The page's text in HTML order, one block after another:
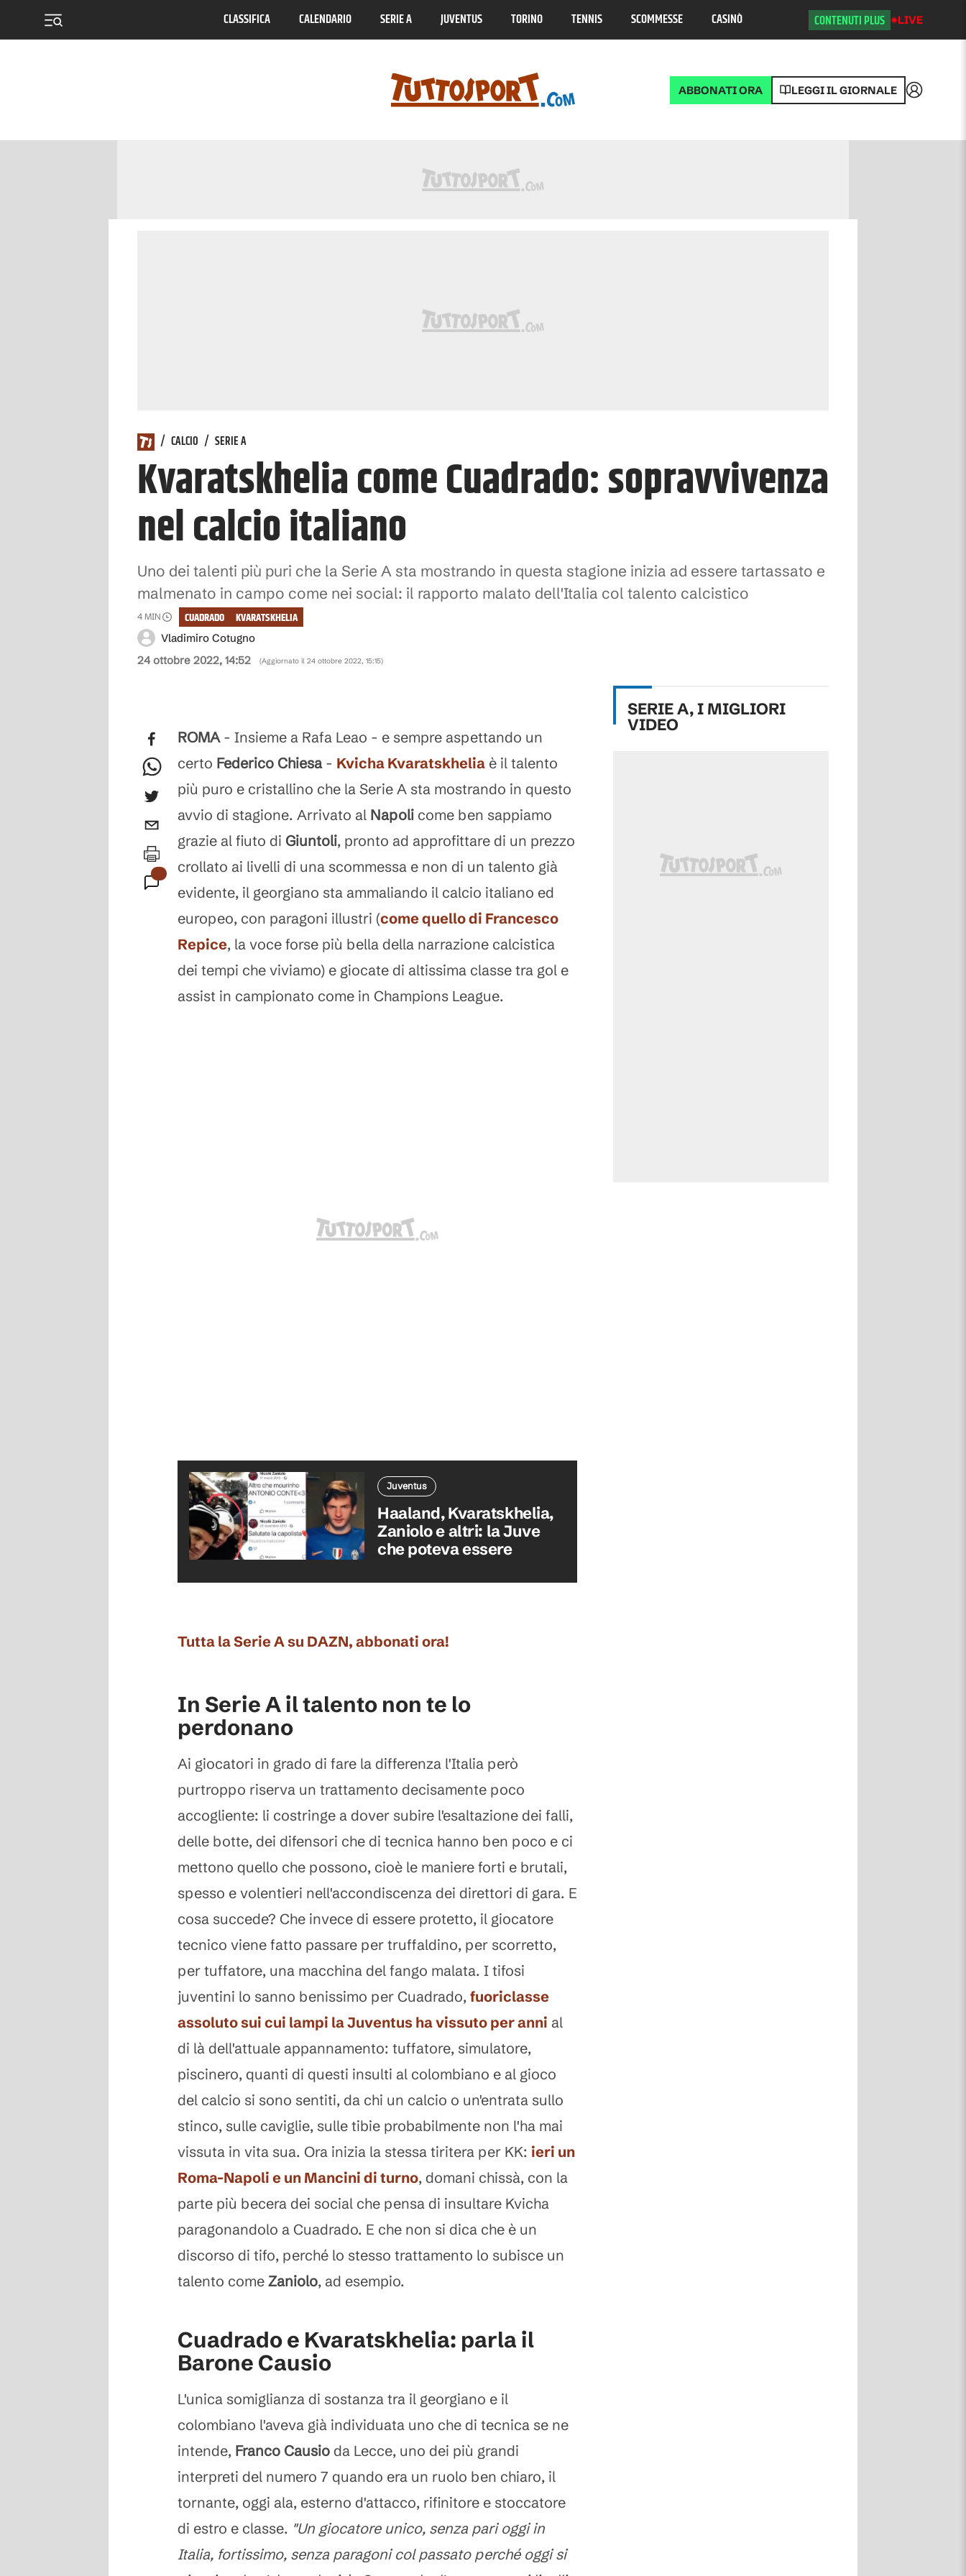
CLASSIFICA CALENDARIO SERIE A JUVENTUS TORINO TENNIS SCOMMESSE CASINÒ CONTENUTI PLUS LIVE
ABBONATI ORA LEGGI IL GIORNALE Accedi
/ CALCIO / SERIE A
Kvaratskhelia come Cuadrado: sopravvivenza
nel calcio italiano
Uno dei talenti più puri che la Serie A sta mostrando in questa stagione inizia ad essere tartassato e
malmenato in campo come nei social: il rapporto malato dell'Italia col talento calcistico
24 ottobre 2022, 14:52 (Aggiornato il 24 ottobre 2022, 15:15)
Vladimiro Cotugno
4 MIN KVARATSKHELIA
CUADRADO
ROMA - Insieme a Rafa Leao - e sempre aspettando un
certo Federico Chiesa- Kvicha Kvaratskhelia è il talento
più puro e cristallino che la Serie A sta mostrando in questo
avvio di stagione. Arrivato al Napoli come ben sappiamo
grazie al fiuto di Giuntoli, pronto ad approfittare di un prezzo
crollato ai livelli di una scommessa e non di un talento già
evidente, il georgiano sta ammaliando il calcio italiano ed
europeo, con paragoni illustri (come quello di Francesco
Repice, la voce forse più bella della narrazione calcistica
dei tempi che viviamo) e giocate di altissima classe tra gol e
assist in campionato come in Champions League.
Juventus
Haaland, Kvaratskhelia,
Zaniolo e altri: la Juve
che poteva essere
Tutta la Serie A su DAZN, abbonati ora!
In Serie A il talento non te lo
perdonano
Ai giocatori in grado di fare la differenza l'Italia però
purtroppo riserva un trattamento decisamente poco
accogliente: li costringe a dover subire l'esaltazione dei falli,
delle botte, dei difensori che di tecnica hanno ben poco e ci
mettono quello che possono, cioè le maniere forti e brutali,
spesso e volentieri nell'accondiscenza dei direttori di gara. E
cosa succede? Che invece di essere protetto, il giocatore
tecnico viene fatto passare per truffaldino, per scorretto,
per tuffatore, una macchina del fango malata. I tifosi
juventini lo sanno benissimo per Cuadrado, fuoriclasse
assoluto sui cui lampi la Juventus ha vissuto per anni al
di là dell'attuale appannamento: tuffatore, simulatore,
piscinero, quanti di questi insulti al colombiano e al gioco
del calcio si sono sentiti, da chi un calcio o un'entrata sullo
stinco, sulle caviglie, sulle tibie probabilmente non l'ha mai
vissuta in vita sua. Ora inizia la stessa tiritera per KK: ieri un
Roma-Napoli e un Mancini di turno, domani chissà, con la
parte più becera dei social che pensa di insultare Kvicha
paragonandolo a Cuadrado. E che non si dica che è un
discorso di tifo, perché lo stesso trattamento lo subisce un
talento come Zaniolo, ad esempio.
Cuadrado e Kvaratskhelia: parla il
Barone Causio
L'unica somiglianza di sostanza tra il georgiano e il
colombiano l'aveva già individuata uno che di tecnica se ne
intende, Franco Causio da Lecce, uno dei più grandi
interpreti del numero 7 quando era un ruolo ben chiaro, il
tornante, oggi ala, esterno d'attacco, rifinitore e stoccatore
di estro e classe. "Un giocatore unico, senza pari oggi in
Italia, fortissimo, senza paragoni col passato perché oggi si
SERIE A, I MIGLIORI
VIDEO